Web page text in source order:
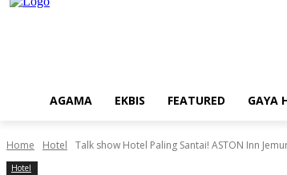
AGAMA EKBIS FEATURED GAYA
Home Hotel Talk show Hotel Paling Santai! ASTON Inn
Hotel